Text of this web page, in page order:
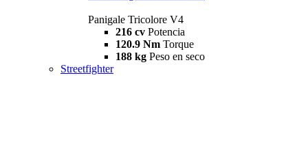
Panigale Tricolore V4
216 cv Potencia
120.9 Nm Torque
188 kg Peso en seco
Streetfighter